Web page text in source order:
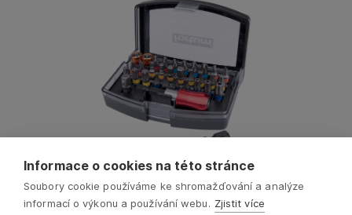
Informace o cookies na této stránce
Soubory cookie používáme ke shromažďování a analýze
informací o výkonu a používání webu. Zjistit více